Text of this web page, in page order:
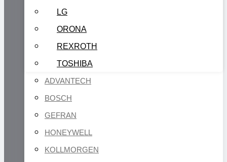
LG
ORONA
REXROTH
TOSHIBA
ADVANTECH
BOSCH
GEFRAN
HONEYWELL
KOLLMORGEN